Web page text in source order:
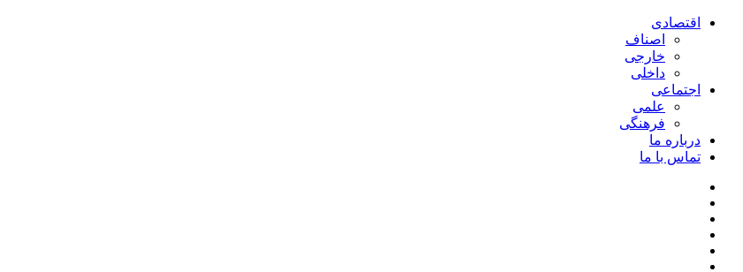
اقتصادی
اصناف
خارجی
داخلی
اجتماعی
علمی
فرهنگی
درباره ما
تماس با ما